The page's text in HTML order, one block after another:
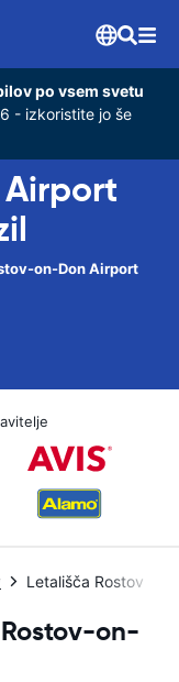
po vsem svetu
- izkoristite jo še
on-Don Airport
Letališča Rostov
on-